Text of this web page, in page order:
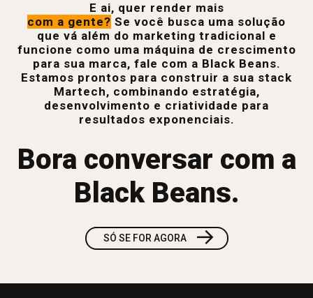
E ai, quer render mais
com a gente? Se você busca uma solução
que vá além do marketing tradicional e
funcione como uma máquina de crescimento
para sua marca, fale com a Black Beans.
Estamos prontos para construir a sua stack
Martech, combinando estratégia,
desenvolvimento e criatividade para
resultados exponenciais.
Bora conversar com a
Black Beans.
SÓ SE FOR AGORA →